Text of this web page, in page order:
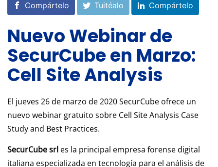
Compártelo Tuitéalo Compártelo
Nuevo Webinar de
SecurCube en Marzo:
Cell Site Analysis
El jueves 26 de marzo de 2020 SecurCube ofrece un
nuevo webinar gratuito sobre Cell Site Analysis Case
Study and Best Practices.
SecurCube srl es la principal empresa forense digital
italiana especializada en tecnología para el análisis de